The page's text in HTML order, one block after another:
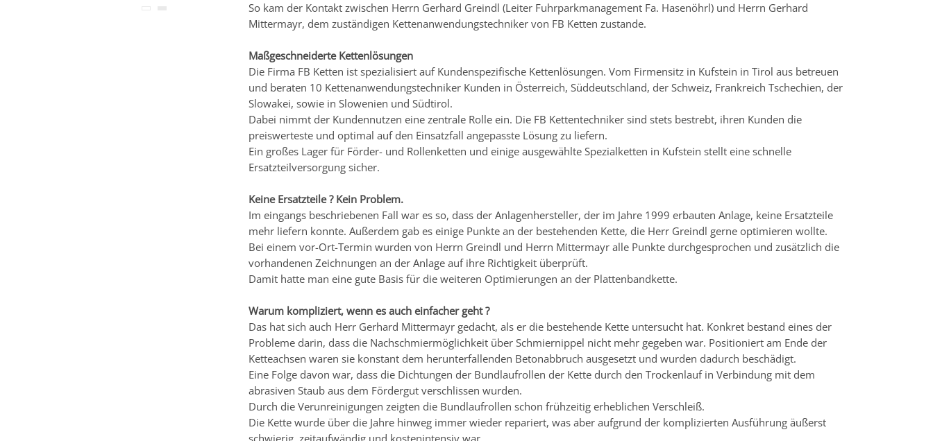
So kam der Kontakt zwischen Herrn Gerhard Greindl (Leiter Fuhrparkmanagement Fa. Hasenöhrl) und Herrn Gerhard
Mittermayr, dem zuständigen Kettenanwendungstechniker von FB Ketten zustande.
Maßgeschneiderte Kettenlösungen
Die Firma FB Ketten ist spezialisiert auf Kundenspezifische Kettenlösungen. Vom Firmensitz in Kufstein in Tirol aus betreuen
und beraten 10 Kettenanwendungstechniker Kunden in Österreich, Süddeutschland, der Schweiz, Frankreich Tschechien, der
Slowakei, sowie in Slowenien und Südtirol.
Dabei nimmt der Kundennutzen eine zentrale Rolle ein. Die FB Kettentechniker sind stets bestrebt, ihren Kunden die
preiswerteste und optimal auf den Einsatzfall angepasste Lösung zu liefern.
Ein großes Lager für Förder- und Rollenketten und einige ausgewählte Spezialketten in Kufstein stellt eine schnelle
Ersatzteilversorgung sicher.
Keine Ersatzteile ? Kein Problem.
Im eingangs beschriebenen Fall war es so, dass der Anlagenhersteller, der im Jahre 1999 erbauten Anlage, keine Ersatzteile
mehr liefern konnte. Außerdem gab es einige Punkte an der bestehenden Kette, die Herr Greindl gerne optimieren wollte.
Bei einem vor-Ort-Termin wurden von Herrn Greindl und Herrn Mittermayr alle Punkte durchgesprochen und zusätzlich die
vorhandenen Zeichnungen an der Anlage auf ihre Richtigkeit überprüft.
Damit hatte man eine gute Basis für die weiteren Optimierungen an der Plattenbandkette.
Warum kompliziert, wenn es auch einfacher geht ?
Das hat sich auch Herr Gerhard Mittermayr gedacht, als er die bestehende Kette untersucht hat. Konkret bestand eines der
Probleme darin, dass die Nachschmiermöglichkeit über Schmiernippel nicht mehr gegeben war. Positioniert am Ende der
Ketteachsen waren sie konstant dem herunterfallenden Betonabbruch ausgesetzt und wurden dadurch beschädigt.
Eine Folge davon war, dass die Dichtungen der Bundlaufrollen der Kette durch den Trockenlauf in Verbindung mit dem
abrasiven Staub aus dem Fördergut verschlissen wurden.
Durch die Verunreinigungen zeigten die Bundlaufrollen schon frühzeitig erheblichen Verschleiß.
Die Kette wurde über die Jahre hinweg immer wieder repariert, was aber aufgrund der komplizierten Ausführung äußerst
schwierig, zeitaufwändig und kostenintensiv war.